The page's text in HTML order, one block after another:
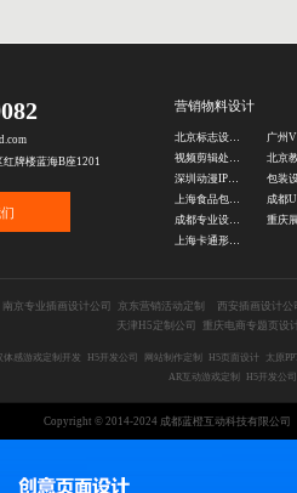
牌楼蓝海B座1201
营销物料设计
北京标志设计公司
视频剪辑处理公司
深圳动漫IP设计公司
包装
上海食品包装设计
成都专业设计公司
上海卡通形象设计公司
南京专业插画设计公司 京东营销活动定制
西安插画设计公
天津H5定制公司
重庆电商专题页设
体感游戏定制开发 H5开发公司 网站制作定制 H5页面设计
太原
AR互动游戏定制
H5开发公司
Copyright © 2014-2024 成都蓝橙互动科技有限公司